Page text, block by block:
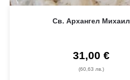
Св. Архангел Михаил
31,00 €
(60,63 лв.)